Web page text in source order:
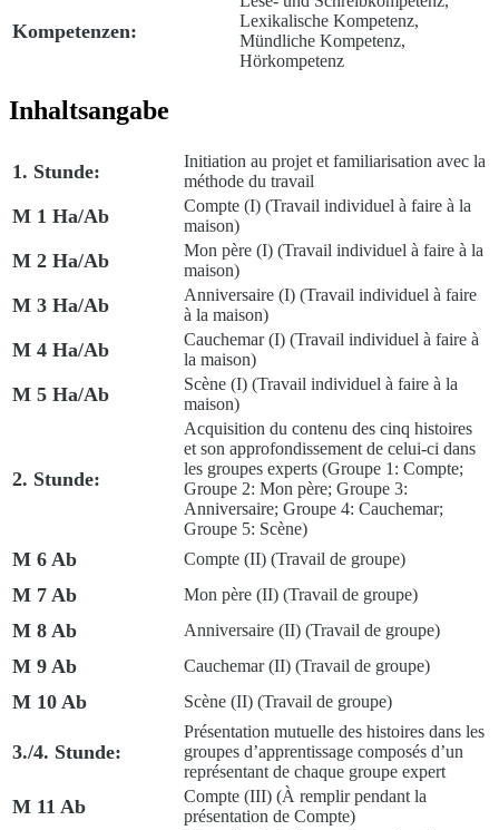
Kompetenzen:
Lexikalische Kompetenz,
Mündliche Kompetenz,
Hörkompetenz
Inhaltsangabe
1. Stunde:
Initiation au projet et familiarisation avec la
méthode du travail
M 1 Ha/Ab Compte (I) (Travail individuel à faire à la
maison)
M 2 Ha/Ab Mon père (I) (Travail individuel à faire à la
maison)
M 3 Ha/Ab Anniversaire (I) (Travail individuel à faire
à la maison)
M 4 Ha/Ab Cauchemar (I) (Travail individuel à faire à
la maison)
M 5 Ha/Ab Scène (I) (Travail individuel à faire à la
maison)
2. Stunde:
Acquisition du contenu des cinq histoires
et son approfondissement de celui-ci dans
les groupes experts (Groupe 1: Compte;
Groupe 2: Mon père; Groupe 3:
Anniversaire; Groupe 4: Cauchemar;
Groupe 5: Scène)
M 6 Ab Compte (II) (Travail de groupe)
M 7 Ab Mon père (II) (Travail de groupe)
M 8 Ab Anniversaire (II) (Travail de groupe)
M 9 Ab Cauchemar (II) (Travail de groupe)
M 10 Ab Scène (II) (Travail de groupe)
3./4. Stunde:
Présentation mutuelle des histoires dans les
groupes d’apprentissage composés d’un
représentant de chaque groupe expert
M 11 Ab Compte (III) (À remplir pendant la
présentation de Compte)